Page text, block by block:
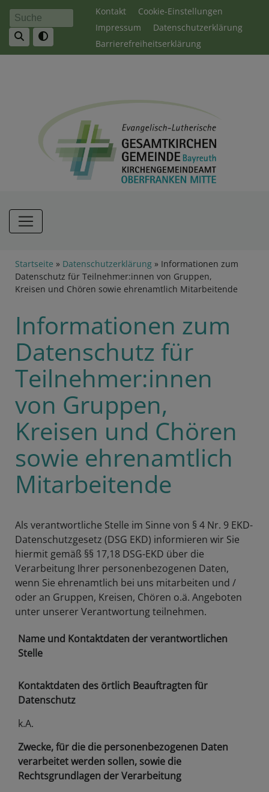
Direkt
zum
Inhalt
Suche Fußbereichsmenü
Kontakt
Cookie-Einstellungen
Impressum
Datenschutzerklärung
Barrierefreiheitserklärung
Hauptnavigation
Breadcrumb
Startseite Datenschutzerklärung
Informationen zum
Datenschutz für Teilnehmer:innen von Gruppen,
Kreisen und Chören sowie ehrenamtlich Mitarbeitende
Informationen zum
Datenschutz für
Teilnehmer:innen
von Gruppen,
Kreisen und Chören
sowie ehrenamtlich
Mitarbeitende
Als verantwortliche Stelle im Sinne von § 4 Nr. 9 EKD-
Datenschutzgesetz (DSG EKD) informieren wir Sie
hiermit gemäß §§ 17,18 DSG-EKD über die
Verarbeitung Ihrer personenbezogenen Daten,
wenn Sie ehrenamtlich bei uns mitarbeiten und /
oder an Gruppen, Kreisen, Chören o.ä. Angeboten
unter unserer Verantwortung teilnehmen.
Name und Kontaktdaten der verantwortlichen
Stelle
Kontaktdaten des örtlich Beauftragten für
Datenschutz
k.A.
Zwecke, für die die personenbezogenen Daten
verarbeitet werden sollen, sowie die
Rechtsgrundlagen der Verarbeitung